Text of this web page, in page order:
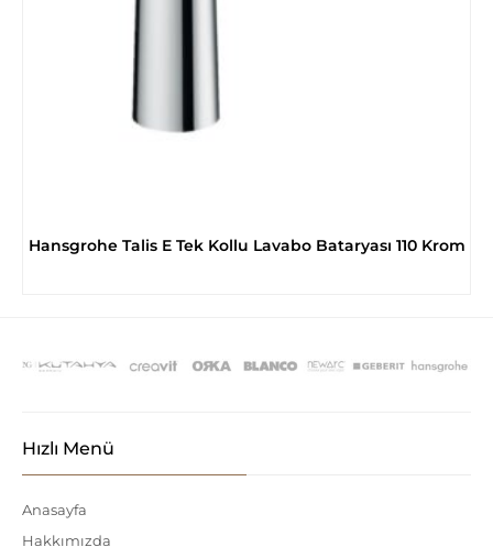
Hansgrohe Talis E Tek Kollu Lavabo Bataryası 110 Krom
Hızlı Menü
Anasayfa
Hakkımızda